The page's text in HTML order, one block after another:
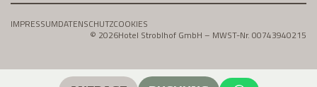
IMPRESSUMDATENSCHUTZCOOKIES
© 2026Hotel Stroblhof GmbH – MWST-Nr. 00743940215